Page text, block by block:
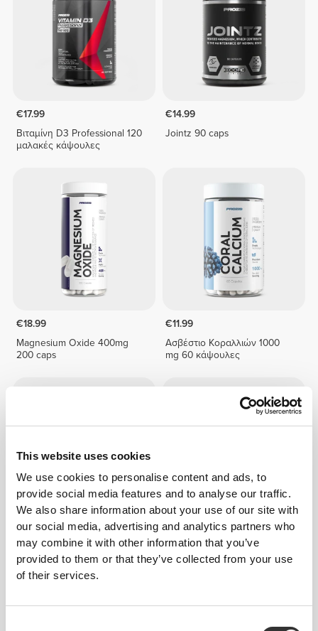
This website uses cookies
We use cookies to personalise content and ads, to
provide social media features and to analyse our traffic.
We also share information about your use of our site with
our social media, advertising and analytics partners who
may combine it with other information that you’ve
provided to them or that they’ve collected from your use
of their services.
€17.99
Βιταμίνη D3 Professional 120
μαλακές κάψουλες
€14.99
Jointz 90 caps
€18.99
Magnesium Oxide 400mg
200 caps
€11.99
Ασβέστιο Κοραλλιών 1000
mg 60 κάψουλες
€7.99
Οξείδιο του Μαγνησίου 400
mg 60 κάψουλες
€17.99
Shark Cartilage 2250 mg 90
caps